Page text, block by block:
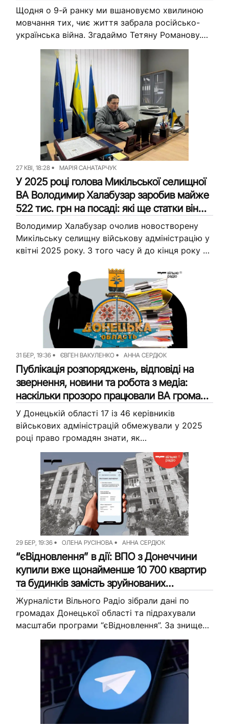
Щодня о 9-й ранку ми вшановуємо хвилиною
мовчання тих, чиє життя забрала російсько-
українська війна. Згадаймо Тетяну Романову.
Жінка стала на захист країни ще в 2016 році.
Згодом служила бойовою медикинею...
27 КВІ, 18:28 МАРІЯ САНАТАРЧУК
У 2025 році голова Микільської селищної
ВА Володимир Халабузар заробив майже
522 тис. грн на посаді: які ще статки він
задекларував
Володимир Халабузар очолив новостворену
Микільську селищну військову адміністрацію у
квітні 2025 року. З того часу й до кінця року на
гривень зарплати. Утім, це...
31 БЕР, 19:36 ЄВГЕН ВАКУЛЕНКО АННА СЕРДЮК
Публікація розпоряджень, відповіді на
звернення, новини та робота з медіа:
наскільки прозоро працювали ВА громад
Донеччини у 2025 (аналітика)
У Донецькій області 17 із 46 керівників
військових адміністрацій обмежували у 2025
році право громадян знати, як
розпоряджаються коштами платників податків
та які правила встановлюють. Журналісти
Вільного Радіо проаналізували роботу...
29 БЕР, 19:36 ОЛЕНА РУСІНОВА АННА СЕРДЮК
“єВідновлення” в дії: ВПО з Донеччини
купили вже щонайменше 10 700 квартир
та будинків замість зруйнованих
(аналітика)
Журналісти Вільного Радіо зібрали дані по
громадах Донецької області та підрахували
масштаби програми “єВідновлення”. За знищене
житло мешканцям області виплатили понад 15
млрд грн. На ці кошти вони змогли придбати...